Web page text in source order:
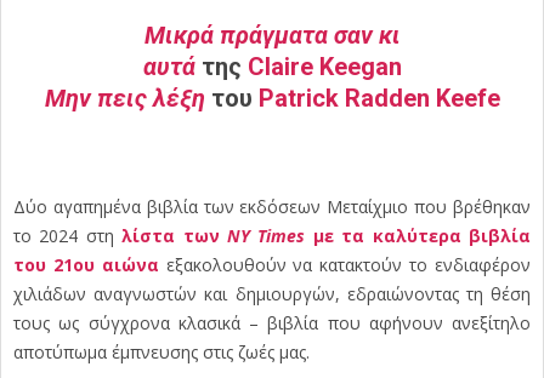
Μικρά πράγματα σαν κι
αυτάτης Claire Keegan
Μην πεις λέξη του Patrick Radden Keefe
Δύο αγαπημένα βιβλία των εκδόσεων Μεταίχμιο που βρέθηκαν
το 2024 στηλίστα τωνNY Times με τα καλύτερα βιβλία
του 21ουαιώνα εξακολουθούν να κατακτούν το ενδιαφέρον
χιλιάδων αναγνωστών και δημιουργών, εδραιώνοντας τη θέση
τους ως σύγχρονα κλασικά – βιβλία που αφήνουν ανεξίτηλο
αποτύπωμα έμπνευσης στις ζωές μας.